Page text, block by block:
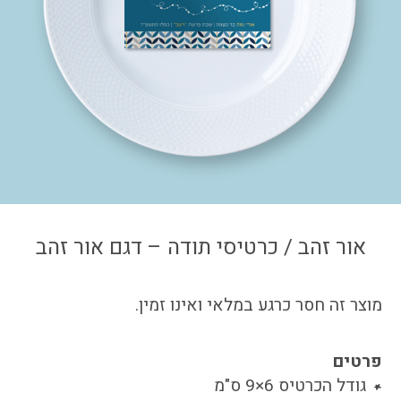
צור קשר
איזור אישי
אור זהב / כרטיסי תודה – דגם אור זהב
מוצר זה חסר כרגע במלאי ואינו זמין.
פרטים
גודל הכרטיס 6×9 ס"מ